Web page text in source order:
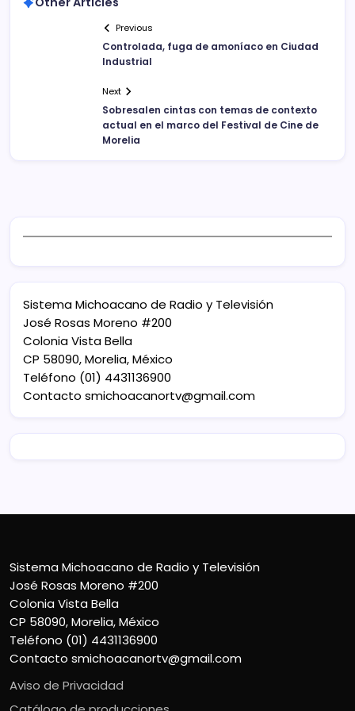
Previous
Controlada, fuga de amoníaco en Ciudad
Industrial
Next
Sobresalen cintas con temas de contexto
actual en el marco del Festival de Cine de
Morelia
Sistema Michoacano de Radio y Televisión
José Rosas Moreno #200
Colonia Vista Bella
CP 58090, Morelia, México
Teléfono (01) 4431136900
Contacto smichoacanortv@gmail.com
Sistema Michoacano de Radio y Televisión
José Rosas Moreno #200
Colonia Vista Bella
CP 58090, Morelia, México
Teléfono (01) 4431136900
Contacto smichoacanortv@gmail.com
Aviso de Privacidad